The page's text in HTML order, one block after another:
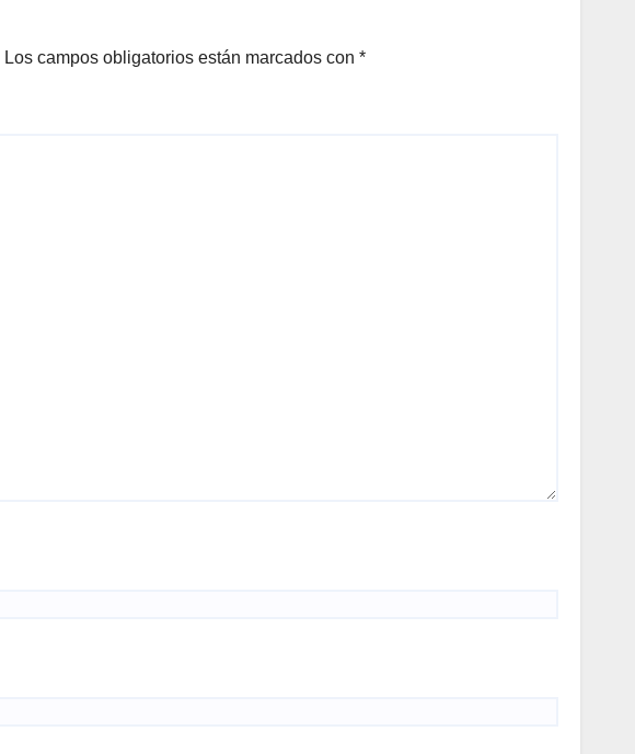
Los campos obligatorios están marcados con *